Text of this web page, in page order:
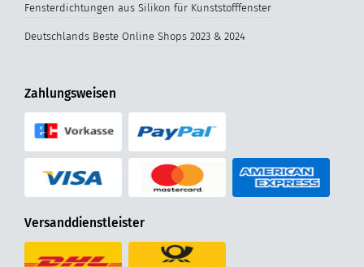
Fensterdichtungen aus Silikon für Kunststofffenster
Deutschlands Beste Online Shops 2023 & 2024
Zahlungsweisen
Versanddienstleister